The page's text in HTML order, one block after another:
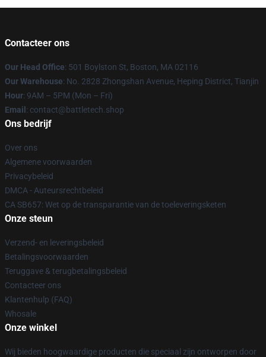
Contacteer ons
Our Head Office: 501 Boylston St, Boston, MA 02116
Our Warehouse: No. 2828 Zhongshan Avenue, Heping District, Tianjin
Hour: 9AM – 5PM (Mon – Fri)
Email : contact@battletech.shop
Ons bedrijf
Over ons
Algemene voorwaarden
Privacybeleid
DMCA - Auteursrechtbeleid
CA SB657: Wet op de transparantie van de toeleveringsketen
Onze steun
Verzend- en leveringsbeleid
Betalingsvoorwaarden
Teruggave & terugbetalingsbeleid
Contacteer ons
Klantenhulp (FAQ)
Whosale
Onze winkel
Wij bieden hoogwaardige producten die speciaal zijn ontworpen door